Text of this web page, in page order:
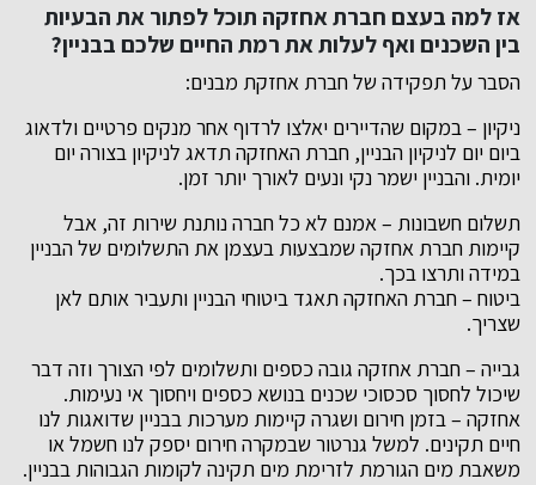
אז למה בעצם חברת אחזקה תוכל לפתור את הבעיות
בין השכנים ואף לעלות את רמת החיים שלכם בבניין?
הסבר על תפקידה של חברת אחזקת מבנים:
ניקיון – במקום שהדיירים יאלצו לרדוף אחר מנקים פרטיים ולדאוג
ביום יום לניקיון הבניין, חברת האחזקה תדאג לניקיון בצורה יום
יומית. והבניין ישמר נקי ונעים לאורך יותר זמן.
תשלום חשבונות – אמנם לא כל חברה נותנת שירות זה, אבל
קיימות חברת אחזקה שמבצעות בעצמן את התשלומים של הבניין
במידה ותרצו בכך.
ביטוח – חברת האחזקה תאגד ביטוחי הבניין ותעביר אותם לאן
שצריך.
גבייה – חברת אחזקה גובה כספים ותשלומים לפי הצורך וזה דבר
שיכול לחסוך סכסוכי שכנים בנושא כספים ויחסוך אי נעימות.
אחזקה – בזמן חירום ושגרה קיימות מערכות בבניין שדואגות לנו
חיים תקינים. למשל גנרטור שבמקרה חירום יספק לנו חשמל או
משאבת מים הגורמת לזרימת מים תקינה לקומות הגבוהות בבניין.